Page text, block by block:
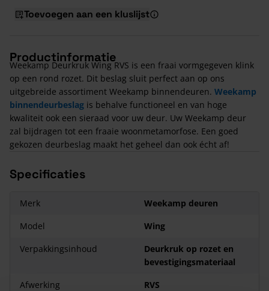
Toevoegen aan een kluslijst
Productinformatie
Weekamp Deurkruk Wing RVS is een fraai vormgegeven klink
op een rond rozet. Dit beslag sluit perfect aan op ons
uitgebreide assortiment Weekamp binnendeuren. Weekamp
binnendeurbeslag is behalve functioneel en van hoge
kwaliteit ook een sieraad voor uw deur. Uw Weekamp deur
zal bijdragen tot een fraaie woonmetamorfose. Een goed
gekozen deurbeslag maakt het geheel dan ook écht af!
Specificaties
Merk
Weekamp deuren
Model
Wing
Verpakkingsinhoud
Deurkruk op rozet en
bevestigingsmateriaal
Afwerking
RVS